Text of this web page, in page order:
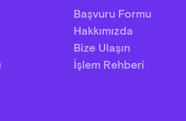
Başvuru Formu
Hakkımızda
Bize Ulaşın
İşlem Rehberi